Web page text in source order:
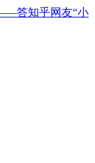
答知乎网友“小